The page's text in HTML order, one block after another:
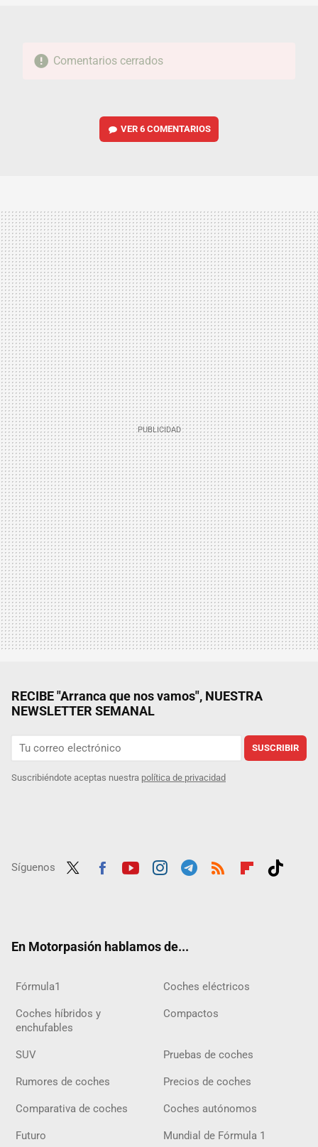
Comentarios cerrados
VER6 COMENTARIOS
RECIBE "Arranca que nos vamos", NUESTRA
NEWSLETTER SEMANAL
SUSCRIBIR
Suscribiéndote aceptas nuestra política de privacidad
Síguenos
En Motorpasión hablamos de...
Fórmula1 Coches eléctricos
Coches híbridos y
enchufables
Compactos
SUV Pruebas de coches
Rumores de coches Precios de coches
Comparativa de coches Coches autónomos
Futuro Mundial de Fórmula 1